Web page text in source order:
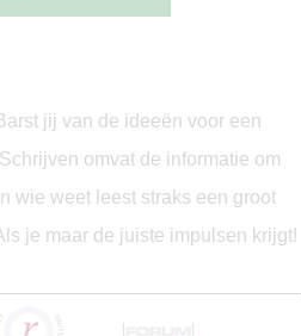
jij van de ideeën voor een
omvat de informatie om
wie weet leest straks een groot
je maar de juiste impulsen krijgt!